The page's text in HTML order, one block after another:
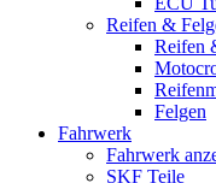
Reifen &
Reifen
Felgen
Fahrwerk
Fahrwerk
SKF Teile